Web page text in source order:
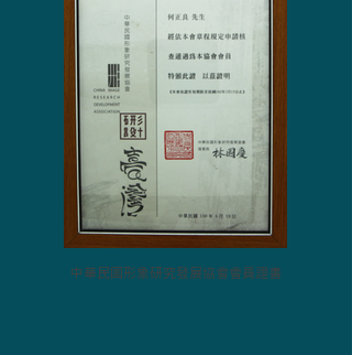
中華民國形象研究發展協會會員證書